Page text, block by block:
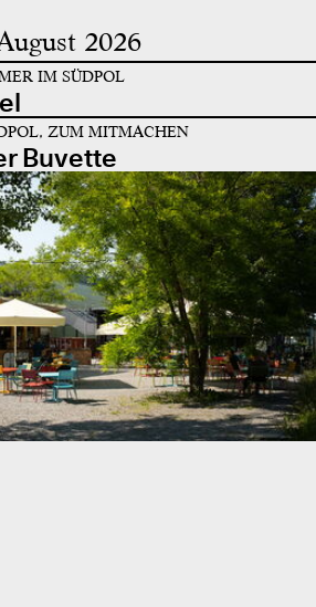
2026
IM SÜDPOL
ZUM MITMACHEN
Buvette